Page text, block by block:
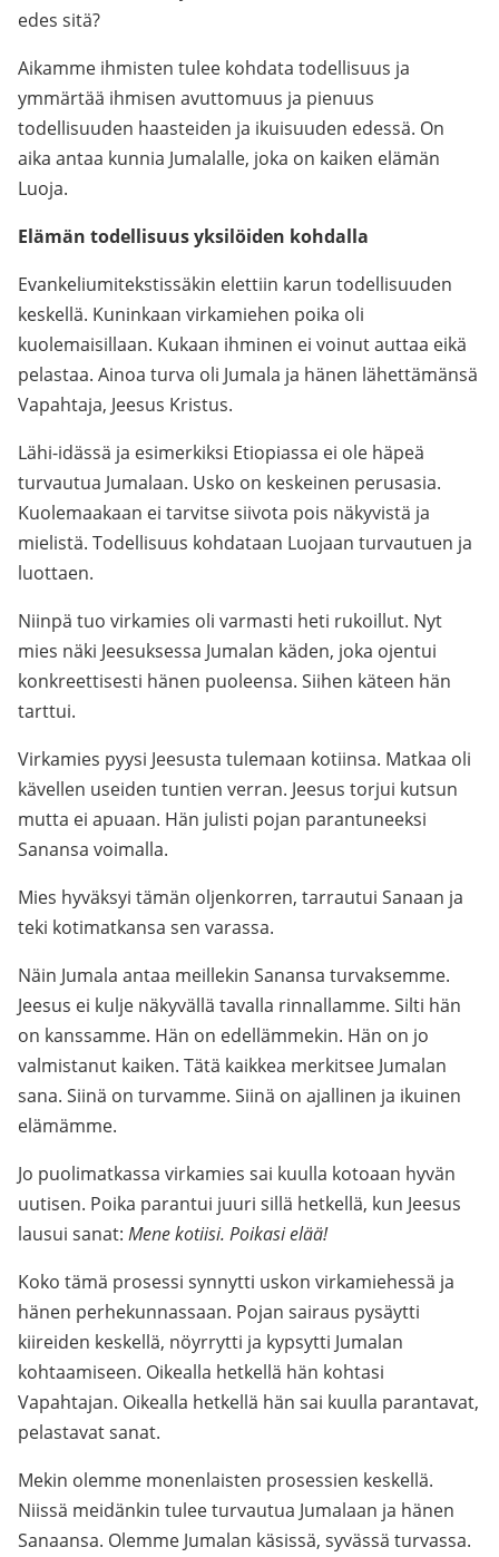
edes sitä?
Aikamme ihmisten tulee kohdata todellisuus ja
ymmärtää ihmisen avuttomuus ja pienuus
todellisuuden haasteiden ja ikuisuuden edessä. On
aika antaa kunnia Jumalalle, joka on kaiken elämän
Luoja.
Elämän todellisuus yksilöiden kohdalla
Evankeliumitekstissäkin elettiin karun todellisuuden
keskellä. Kuninkaan virkamiehen poika oli
kuolemaisillaan. Kukaan ihminen ei voinut auttaa eikä
pelastaa. Ainoa turva oli Jumala ja hänen lähettämänsä
Vapahtaja, Jeesus Kristus.
Lähi-idässä ja esimerkiksi Etiopiassa ei ole häpeä
turvautua Jumalaan. Usko on keskeinen perusasia.
Kuolemaakaan ei tarvitse siivota pois näkyvistä ja
mielistä. Todellisuus kohdataan Luojaan turvautuen ja
luottaen.
Niinpä tuo virkamies oli varmasti heti rukoillut. Nyt
mies näki Jeesuksessa Jumalan käden, joka ojentui
konkreettisesti hänen puoleensa. Siihen käteen hän
tarttui.
Virkamies pyysi Jeesusta tulemaan kotiinsa. Matkaa oli
kävellen useiden tuntien verran. Jeesus torjui kutsun
mutta ei apuaan. Hän julisti pojan parantuneeksi
Sanansa voimalla.
Mies hyväksyi tämän oljenkorren, tarrautui Sanaan ja
teki kotimatkansa sen varassa.
Näin Jumala antaa meillekin Sanansa turvaksemme.
Jeesus ei kulje näkyvällä tavalla rinnallamme. Silti hän
on kanssamme. Hän on edellämmekin. Hän on jo
valmistanut kaiken. Tätä kaikkea merkitsee Jumalan
sana. Siinä on turvamme. Siinä on ajallinen ja ikuinen
elämämme.
Jo puolimatkassa virkamies sai kuulla kotoaan hyvän
uutisen. Poika parantui juuri sillä hetkellä, kun Jeesus
lausui sanat: Mene kotiisi. Poikasi elää!
Koko tämä prosessi synnytti uskon virkamiehessä ja
hänen perhekunnassaan. Pojan sairaus pysäytti
kiireiden keskellä, nöyrrytti ja kypsytti Jumalan
kohtaamiseen. Oikealla hetkellä hän kohtasi
Vapahtajan. Oikealla hetkellä hän sai kuulla parantavat,
pelastavat sanat.
Mekin olemme monenlaisten prosessien keskellä.
Niissä meidänkin tulee turvautua Jumalaan ja hänen
Sanaansa. Olemme Jumalan käsissä, syvässä turvassa.